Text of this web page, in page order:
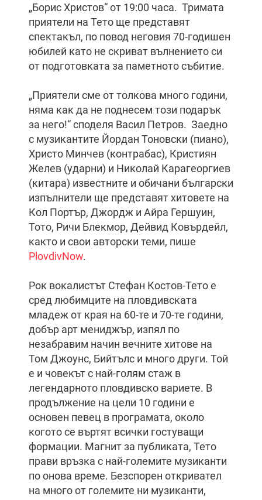
„Борис Христов“ от 19:00 часа. Тримата
приятели на Тето ще представят
спектакъл, по повод неговия 70-годишен
юбилей като не скриват вълнението си
от подготовката за паметното събитие.
„Приятели сме от толкова много години,
няма как да не поднесем този подарък
за него!“ споделя Васил Петров. Заедно
с музикантите Йордан Тоновски (пиано),
Христо Минчев (контрабас), Кристиян
Желев (ударни) и Николай Карагеоргиев
(китара) известните и обичани български
изпълнители ще представят хитовете на
Кол Портър, Джордж и Айра Гершуин,
Тото, Ричи Блекмор, Дейвид Ковърдейл,
както и свои авторски теми, пише
PlovdivNow.
Рок вокалистът Стефан Костов-Тето е
сред любимците на пловдивската
младеж от края на 60-те и 70-те години,
добър арт мениджър, изпял по
незабравим начин вечните хитове на
Том Джоунс, Бийтълс и много други. Той
е и човекът с най-голям стаж в
легендарното пловдивско вариете. В
продължение на цели 10 години е
основен певец в програмата, около
когото се въртят всички гостуващи
формации. Магнит за публиката, Тето
прави връзка с най-големите музиканти
по онова време. Безспорен откривател
на много от големите ни музиканти,